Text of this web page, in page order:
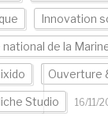
Innovation
de la
Ouverture
Studio 16/11/